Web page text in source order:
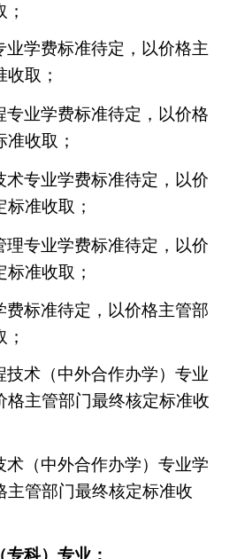
业学费标准待定，以价格主
取；
专业学费标准待定，以价格
收取；
术专业学费标准待定，以价
准收取；
理专业学费标准待定，以价
准收取；
费标准待定，以价格主管部
术（中外合作办学） 专业
格主管部门最终核定标准收
术（中外合作办学）专业学
主管部门最终核定标准收
科）专业：